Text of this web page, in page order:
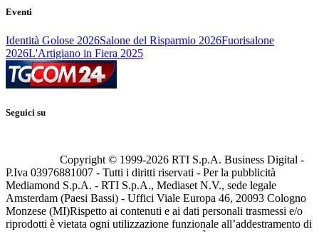
Eventi
Identità Golose 2026Salone del Risparmio 2026Fuorisalone
2026L'Artigiano in Fiera 2025
Seguici su
Copyright © 1999-2026 RTI S.p.A. Business Digital -
P.Iva 03976881007 - Tutti i diritti riservati - Per la pubblicità
Mediamond S.p.A. - RTI S.p.A., Mediaset N.V., sede legale
Amsterdam (Paesi Bassi) - Uffici Viale Europa 46, 20093 Cologno
Monzese (MI)Rispetto ai contenuti e ai dati personali trasmessi e/o
riprodotti è vietata ogni utilizzazione funzionale all’addestramento di